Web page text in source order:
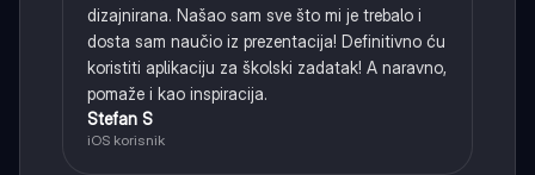
dizajnirana. Našao sam sve što mi je trebalo i
dosta sam naučio iz prezentacija! Definitivno ću
koristiti aplikaciju za školski zadatak! A naravno,
pomaže i kao inspiracija.
Stefan S
iOS korisnik